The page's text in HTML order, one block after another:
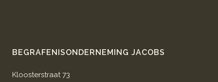
BEGRAFENISONDERNEMING JACOBS
Kloosterstraat 73